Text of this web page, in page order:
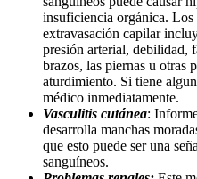
insuficiencia orgánica. Los
extravasación capilar
presión arterial, debilidad,
brazos, las piernas u otras
aturdimiento. Si tiene
médico inmediatamente.
Vasculitis cutánea:
desarrolla manchas
que esto puede ser una
sanguíneos.